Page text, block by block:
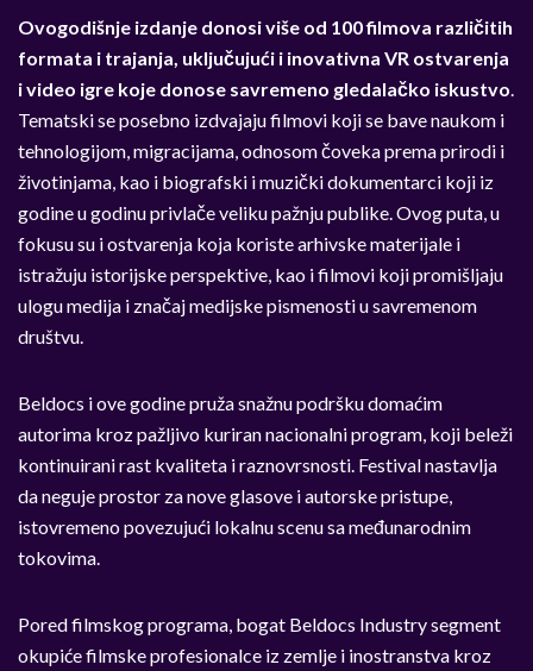
Ovogodišnje izdanje donosi više od 100 filmova različitih
formata i trajanja, uključujući i inovativna VR ostvarenja
i video igre koje donose savremeno gledalačko iskustvo
Tematski se posebno izdvajaju filmovi koji se bave naukom i
tehnologijom, migracijama, odnosom čoveka prema prirodi i
životinjama, kao i biografski i muzički dokumentarci koji iz
godine u godinu privlače veliku pažnju publike. Ovog puta, u
fokusu su i ostvarenja koja koriste arhivske materijale i
istražuju istorijske perspektive, kao i filmovi koji promišljaju
ulogu medija i značaj medijske pismenosti u savremenom
društvu.
Beldocs i ove godine pruža snažnu podršku domaćim
autorima kroz pažljivo kuriran nacionalni program, koji beleži
kontinuirani rast kvaliteta i raznovrsnosti. Festival nastavlja
da neguje prostor za nove glasove i autorske pristupe,
istovremeno povezujući lokalnu scenu sa međunarodnim
tokovima.
Pored filmskog programa, bogat Beldocs Industry segment
okupiće filmske profesionalce iz zemlje i inostranstva kroz